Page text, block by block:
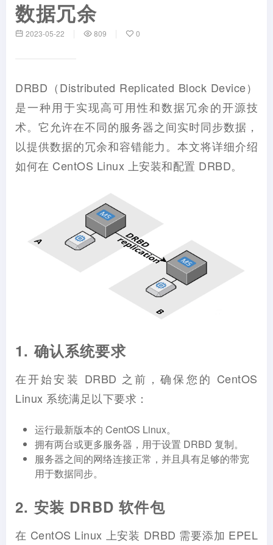
数据冗余
2023-05-22 809 0
DRBD（Distributed Replicated Block Device）
是一种用于实现高可用性和数据冗余的开源技
术。它允许在不同的服务器之间实时同步数据，
以提供数据的冗余和容错能力。本文将详细介绍
如何在 CentOS Linux 上安装和配置 DRBD。
1. 确认系统要求
在开始安装 DRBD 之前，确保您的 CentOS
Linux 系统满足以下要求：
运行最新版本的 CentOS Linux。
拥有两台或更多服务器，用于设置 DRBD 复制。
服务器之间的网络连接正常，并且具有足够的带宽
用于数据同步。
2. 安装 DRBD 软件包
在 CentOS Linux 上安装 DRBD 需要添加 EPEL